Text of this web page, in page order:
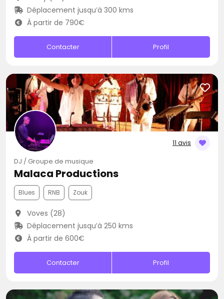
Déplacement jusqu’à 300 kms
À partir de 790€
Contacter Profil
11 avis
DJ / Groupe de musique
Malaca Productions
Blues RNB Zouk
Voves (28)
Déplacement jusqu’à 250 kms
À partir de 600€
Contacter Profil